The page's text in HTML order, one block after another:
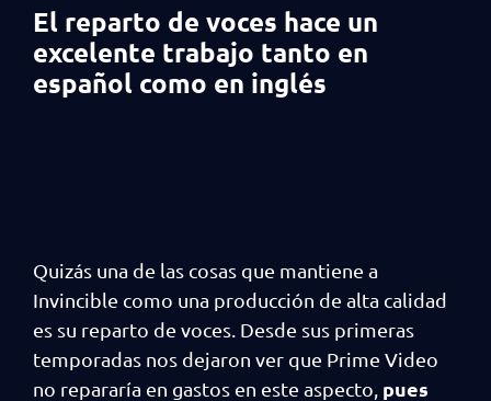
El reparto de voces hace un
excelente trabajo tanto en
español como en inglés
Quizás una de las cosas que mantiene a
Invincible como una producción de alta calidad
es su reparto de voces. Desde sus primeras
temporadas nos dejaron ver que Prime Video
no repararía en gastos en este aspecto, pues